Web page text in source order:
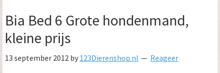
Bia Bed 6 Grote hondenmand,
kleine prijs
13 september 2012 by 123Dierenshop.nl Reageer